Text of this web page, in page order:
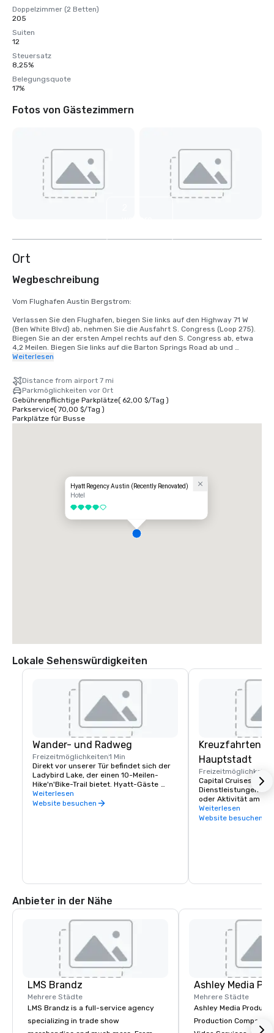
Doppelzimmer (2 Betten)
205
Suiten
12
Steuersatz
8,25%
Belegungsquote
17%
Fotos von Gästezimmern
Ort
Wegbeschreibung
Vom Flughafen Austin Bergstrom:
Verlassen Sie den Flughafen, biegen Sie links auf den Highway 71 W
(Ben White Blvd) ab, nehmen Sie die Ausfahrt S. Congress (Loop 275).
Biegen Sie an der ersten Ampel rechts auf den S. Congress ab, etwa
4,2 Meilen. Biegen Sie links auf die Barton Springs Road ab und
nehmen Sie die erste Straße rechts, um auf den Hyatt Regency Austin
Weiterlesen
Distance from airport 7 mi
Parkmöglichkeiten vor Ort
Gebührenpflichtige Parkplätze( 62,00 $/Tag )
Parkservice( 70,00 $/Tag )
Parkplätze für Busse
Hyatt Regency Austin (Recently Renovated)
Hotel
4 von 5
Lokale Sehenswürdigkeiten
Wander- und Radweg
Freizeitmöglichkeiten1 Min
Direkt vor unserer Tür befindet sich der
Ladybird Lake, der einen 10-Meilen-
Hike'n'Bike-Trail bietet. Hyatt-Gäste
haben Anspruch auf kostenlose
Mountainbikes sowie Zugang zum Kajak-
Weiterlesen
Website besuchen
Kreuzfahrten in
Hauptstadt
Freizeitmöglichkeiten
Capital Cruises
Dienstleistungen für
oder Aktivität am
darunter den
und die berühmten
Weiterlesen
Website besuchen
Anbieter in der Nähe
LMS Brandz
Mehrere Städte
LMS Brandz is a full-service agency
specializing in trade show
Ashley Media
Mehrere Städte
Ashley Media
Production Company